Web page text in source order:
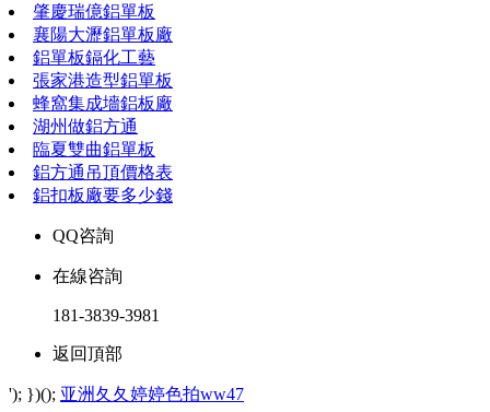
肇慶瑞億鋁單板
襄陽大瀝鋁單板廠
鋁單板鎘化工藝
張家港造型鋁單板
蜂窩集成墻鋁板廠
湖州做鋁方通
臨夏雙曲鋁單板
鋁方通吊頂價格表
鋁扣板廠要多少錢
QQ咨詢
在線咨詢
181-3839-3981
返回頂部
'); })(); 亚洲夂夂婷婷色拍ww47